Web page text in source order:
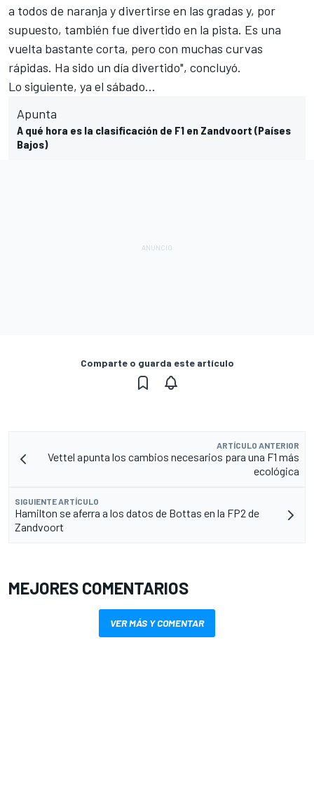
a todos de naranja y divertirse en las gradas y, por
supuesto, también fue divertido en la pista. Es una
vuelta bastante corta, pero con muchas curvas
rápidas. Ha sido un día divertido", concluyó.
Lo siguiente, ya el sábado...
Apunta
A qué hora es la clasificación de F1 en Zandvoort (Países
Bajos)
Comparte o guarda este artículo
ARTÍCULO ANTERIOR
Vettel apunta los cambios necesarios para una F1 más
ecológica
SIGUIENTE ARTÍCULO
Hamilton se aferra a los datos de Bottas en la FP2 de
Zandvoort
MEJORES COMENTARIOS
VER MÁS Y COMENTAR